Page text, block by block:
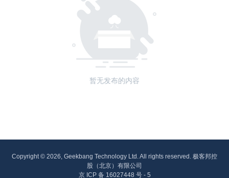
暂无发布的内容
Copyright © 2026, Geekbang Technology Ltd. All rights reserved. 极客邦控
股（北京）有限公司
京 ICP 备 16027448 号 - 5